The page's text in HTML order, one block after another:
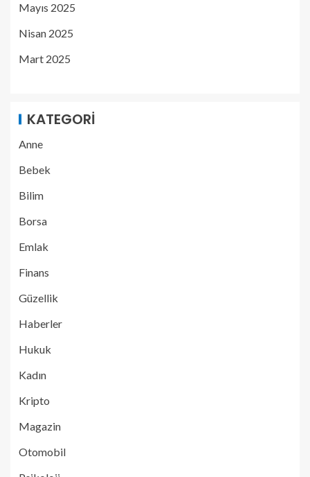
Mayıs 2025
Nisan 2025
Mart 2025
KATEGORI
Anne
Bebek
Bilim
Borsa
Emlak
Finans
Güzellik
Haberler
Hukuk
Kadın
Kripto
Magazin
Otomobil